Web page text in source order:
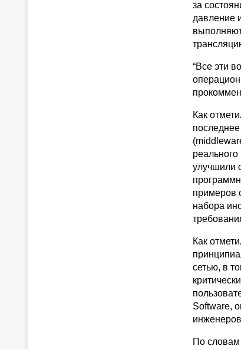
за
давление
“Все эти
Как
улучшили
примеров
набора
Как
сетью, в
Software,
По словам